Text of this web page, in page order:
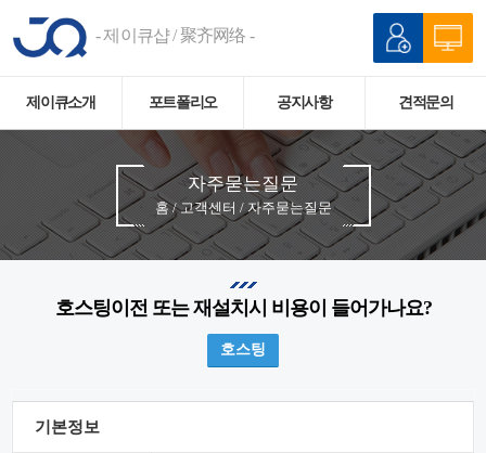
- 제이큐샵 / 聚齐网络 -
제이큐소개 포트폴리오 공지사항 견적문의
자주묻는질문
홈 / 고객센터 / 자주묻는질문
호스팅이전 또는 재설치시 비용이 들어가나요?
호스팅
기본정보